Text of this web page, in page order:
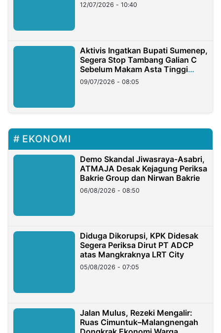
12/07/2026 - 10:40
Aktivis Ingatkan Bupati Sumenep,
Segera Stop Tambang Galian C
Sebelum Makam Asta Tinggi
Longsor
09/07/2026 - 08:05
EKONOMI
Demo Skandal Jiwasraya-Asabri,
ATMAJA Desak Kejagung Periksa
Bakrie Group dan Nirwan Bakrie
06/08/2026 - 08:50
Diduga Dikorupsi, KPK Didesak
Segera Periksa Dirut PT ADCP
atas Mangkraknya LRT City
05/08/2026 - 07:05
Jalan Mulus, Rezeki Mengalir:
Ruas Cimuntuk–Malangnengah